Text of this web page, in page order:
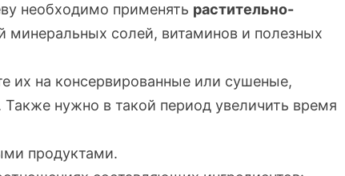
необходимо применять растительно-
солей, витаминов и полезных
их на консервированные или сушеные,
нужно в такой период увеличить время
продуктами.